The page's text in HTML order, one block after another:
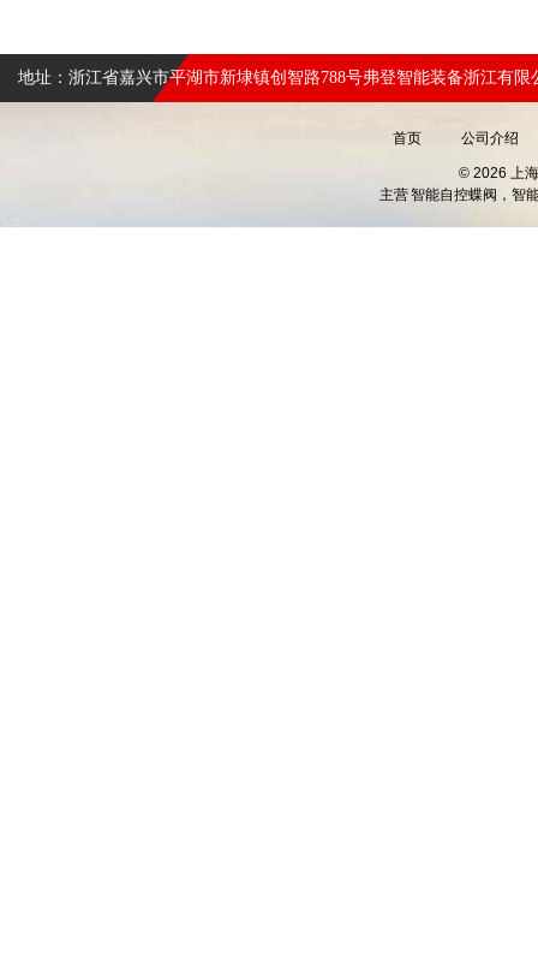
地址：浙江省嘉兴市平湖市新埭镇创智路788号弗登智能装备浙江有限
首页 公司介绍
© 2026 上
主营智能自控蝶阀，智